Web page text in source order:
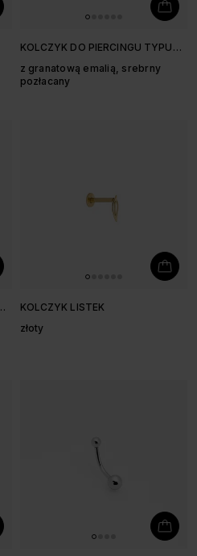
KOLCZYK DO PIERCINGU TYPU
z granatową emalią, srebrny
pozłacany
KOLCZYK LISTEK
złoty